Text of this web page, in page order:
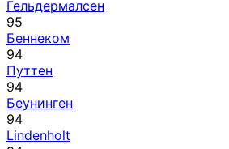
Гельдермалсен
95
Беннеком
94
Путтен
94
Беунинген
94
Lindenholt